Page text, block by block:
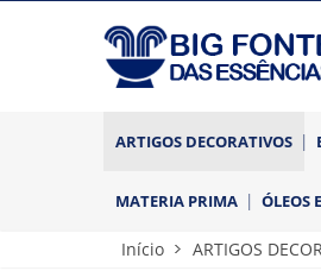
ARTIGOS DECORATIVOS
MATERIA PRIMA ÓLEOS
Início ARTIGOS